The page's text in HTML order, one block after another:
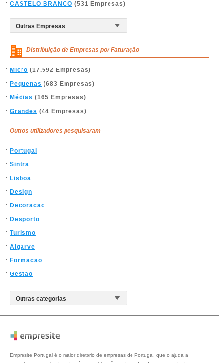
CASTELO BRANCO (531 Empresas)
Distribuição de Empresas por Faturação
Micro (17.592 Empresas)
Pequenas (683 Empresas)
Médias (165 Empresas)
Grandes (44 Empresas)
Outros utilizadores pesquisaram
Portugal
Sintra
Lisboa
Design
Decoracao
Desporto
Turismo
Algarve
Formacao
Gestao
Empresite Portugal é o maior diretório de empresas de Portugal, que o ajuda a